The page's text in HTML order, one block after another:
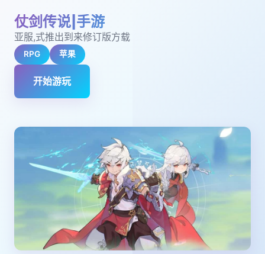
仗剑传说|手游
亚服,式推出到来修订版方载
RPG 苹果
开始游玩